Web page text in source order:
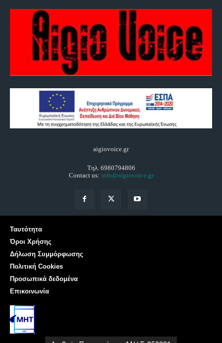
aigiovoice.gr
Τηλ. 6980794806
Contact us: info@aigiovoice.gr
Ταυτότητα
Όροι Χρήσης
Δήλωση Συμμόρφωσης
Πολιτική Cookies
Προσωπικά δεδομένα
Επικοινωνία